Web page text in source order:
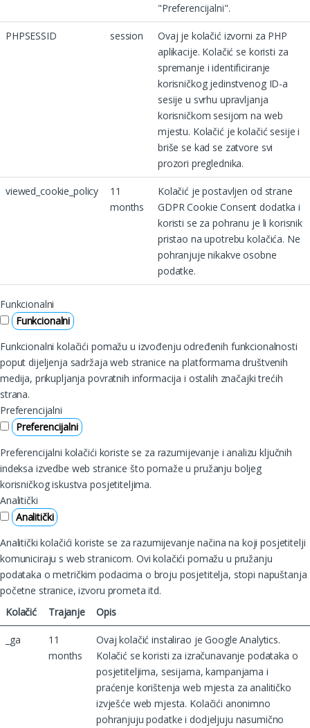
"Preferencijalni".
PHPSESSID session
Ovaj je kolačić izvorni za PHP
aplikacije. Kolačić se koristi za
spremanje i identificiranje
korisničkog jedinstvenog ID-a
sesije u svrhu upravljanja
korisničkom sesijom na web
mjestu. Kolačić je kolačić sesije i
briše se kad se zatvore svi
prozori preglednika.
viewed_cookie_policy
11
months
Kolačić je postavljen od strane
GDPR Cookie Consent dodatka i
koristi se za pohranu je li korisnik
pristao na upotrebu kolačića. Ne
pohranjuje nikakve osobne
podatke.
Funkcionalni
Funkcionalni
Funkcionalni kolačići pomažu u izvođenju određenih funkcionalnosti
poput dijeljenja sadržaja web stranice na platformama društvenih
medija, prikupljanja povratnih informacija i ostalih značajki trećih
strana.
Preferencijalni
Preferencijalni
Preferencijalni kolačići koriste se za razumijevanje i analizu ključnih
indeksa izvedbe web stranice što pomaže u pružanju boljeg
korisničkog iskustva posjetiteljima.
Analitički
Analitički
Analitički kolačići koriste se za razumijevanje načina na koji posjetitelji
komuniciraju s web stranicom. Ovi kolačići pomažu u pružanju
podataka o metričkim podacima o broju posjetitelja, stopi napuštanja
početne stranice, izvoru prometa itd.
Kolačić
Trajanje Opis
_ga
11
months
Ovaj kolačić instalirao je Google Analytics.
Kolačić se koristi za izračunavanje podataka o
posjetiteljima, sesijama, kampanjama i
praćenje korištenja web mjesta za analitičko
izvješće web mjesta. Kolačići anonimno
pohranjuju podatke i dodjeljuju nasumično